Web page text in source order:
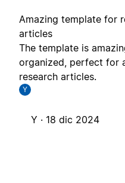
Amazing template for
articles
The template is
organized, perfect for
research articles.
Y
Y · 18 dic 2024